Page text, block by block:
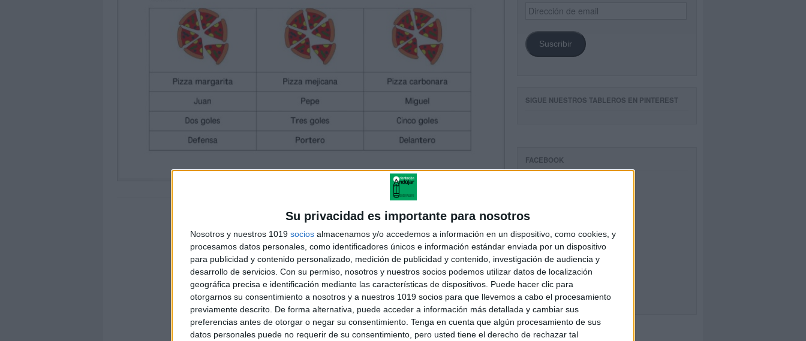
Su privacidad es importante para nosotros
Nosotros y nuestros 1019 socios almacenamos y/o accedemos a información en un dispositivo, como cookies, y
procesamos datos personales, como identificadores únicos e información estándar enviada por un dispositivo
para publicidad y contenido personalizado, medición de publicidad y contenido, investigación de audiencia y
desarrollo de servicios. Con su permiso, nosotros y nuestros socios podemos utilizar datos de localización
geográfica precisa e identificación mediante las características de dispositivos. Puede hacer clic para
otorgarnos su consentimiento a nosotros y a nuestros 1019 socios para que llevemos a cabo el procesamiento
previamente descrito. De forma alternativa, puede acceder a información más detallada y cambiar sus
preferencias antes de otorgar o negar su consentimiento. Tenga en cuenta que algún procesamiento de sus
datos personales puede no requerir de su consentimiento, pero usted tiene el derecho de rechazar tal
Dirección
de
Suscribir
SIGUE NUESTROS TABLEROS EN PINTEREST
FACEBOOK